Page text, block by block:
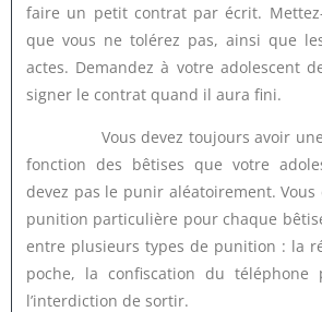
faire un petit contrat par écrit.
que vous ne tolérez pas, ainsi que
actes. Demandez à votre adolescent
signer le contrat quand il aura fini.
Vous devez toujours avoir une
fonction des bêtises que votre
devez pas le punir aléatoirement.
punition particulière pour chaque
entre plusieurs types de punition : la
poche, la confiscation du téléphone
l’interdiction de sortir.